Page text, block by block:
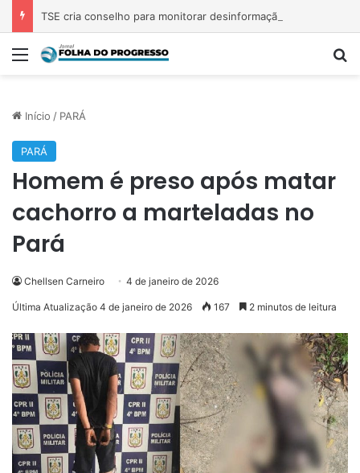
Menu
Início / PARÁ
PARÁ
Homem é preso após matar
cachorro a marteladas no
Pará
Chellsen Carneiro 4 de janeiro de 2026
Última Atualização 4 de janeiro de 2026 167 2 minutos de leitura